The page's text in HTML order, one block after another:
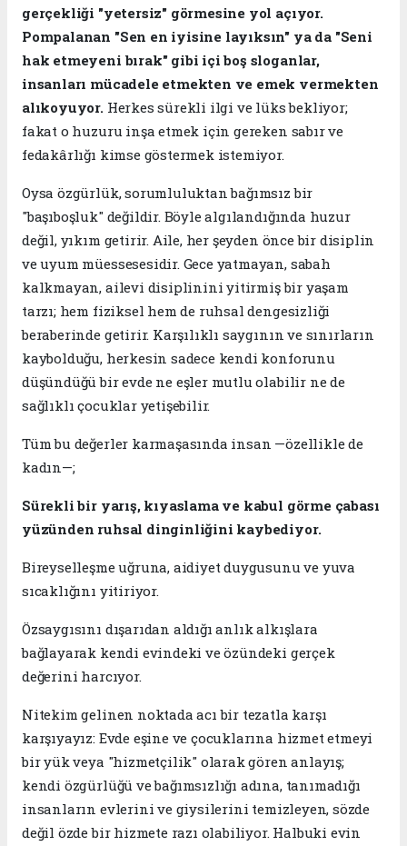
gerçekliği "yetersiz" görmesine yol açıyor.
Pompalanan "Sen en iyisine layıksın" ya da "Seni
hak etmeyeni bırak" gibi içi boş sloganlar,
insanları mücadele etmekten ve emek vermekten
alıkoyuyor.Herkes sürekli ilgi ve lüks bekliyor;
fakat o huzuru inşa etmek için gereken sabır ve
fedakârlığı kimse göstermek istemiyor.
​Oysa özgürlük, sorumluluktan bağımsız bir
"başıboşluk" değildir. Böyle algılandığında huzur
değil, yıkım getirir. Aile, her şeyden önce bir disiplin
ve uyum müessesesidir. Gece yatmayan, sabah
kalkmayan, ailevi disiplinini yitirmiş bir yaşam
tarzı; hem fiziksel hem de ruhsal dengesizliği
beraberinde getirir. Karşılıklı saygının ve sınırların
kaybolduğu, herkesin sadece kendi konforunu
düşündüğü bir evde ne eşler mutlu olabilir ne de
sağlıklı çocuklar yetişebilir.
​Tüm bu değerler karmaşasında insan —özellikle de
kadın—;
​Sürekli bir yarış, kıyaslama ve kabul görme çabası
yüzünden ruhsal dinginliğini kaybediyor.
​Bireyselleşme uğruna, aidiyet duygusunu ve yuva
sıcaklığını yitiriyor.
​Özsaygısını dışarıdan aldığı anlık alkışlara
bağlayarak kendi evindeki ve özündeki gerçek
değerini harcıyor.
​Nitekim gelinen noktada acı bir tezatla karşı
karşıyayız: Evde eşine ve çocuklarına hizmet etmeyi
bir yük veya "hizmetçilik" olarak gören anlayış;
kendi özgürlüğü ve bağımsızlığı adına, tanımadığı
insanların evlerini ve giysilerini temizleyen, sözde
değil özde bir hizmete razı olabiliyor. Halbuki evin